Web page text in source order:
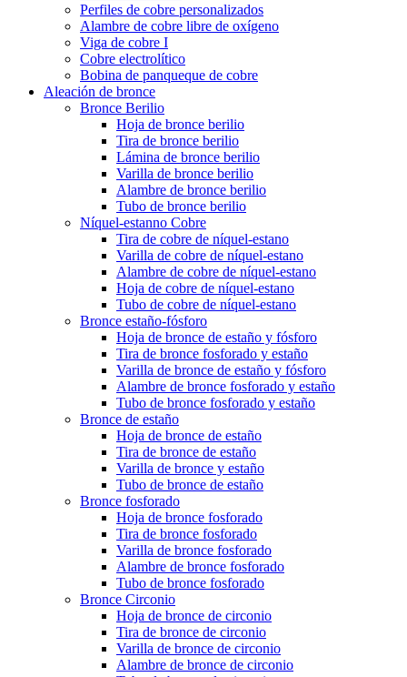
Perfiles de cobre personalizados
Alambre de cobre libre de oxígeno
Viga de cobre I
Cobre electrolítico
Bobina de panqueque de cobre
Aleación de bronce
Bronce Berilio
Hoja de bronce berilio
Tira de bronce berilio
Lámina de bronce berilio
Varilla de bronce berilio
Alambre de bronce berilio
Tubo de bronce berilio
Níquel-estanno Cobre
Tira de cobre de níquel-estano
Varilla de cobre de níquel-estano
Alambre de cobre de níquel-estano
Hoja de cobre de níquel-estano
Tubo de cobre de níquel-estano
Bronce estaño-fósforo
Hoja de bronce de estaño y fósforo
Tira de bronce fosforado y estaño
Varilla de bronce de estaño y fósforo
Alambre de bronce fosforado y estaño
Tubo de bronce fosforado y estaño
Bronce de estaño
Hoja de bronce de estaño
Tira de bronce de estaño
Varilla de bronce y estaño
Tubo de bronce de estaño
Bronce fosforado
Hoja de bronce fosforado
Tira de bronce fosforado
Varilla de bronce fosforado
Alambre de bronce fosforado
Tubo de bronce fosforado
Bronce Circonio
Hoja de bronce de circonio
Tira de bronce de circonio
Varilla de bronce de circonio
Alambre de bronce de circonio